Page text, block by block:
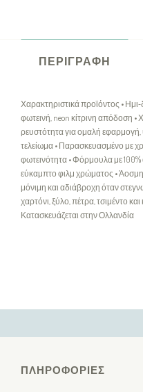
ΠΕΡΙΓΡΑΦΉ
Χαρακτηριστικά προϊόντος •
φωτεινή, neon κίτρινη απόδοση •
ρευστότητα για ομαλή εφαρμογή,
τελείωμα • Παρασκευασμένο με
φωτεινότητα • Φόρμουλα με 100%
εύκαμπτο φιλμ χρώματος •
μόνιμη και αδιάβροχη όταν
χαρτόνι, ξύλο, πέτρα, τσιμέντο
Κατασκευάζεται στην Ολλανδία
ΠΛΗΡΟΦΟΡΊΕΣ